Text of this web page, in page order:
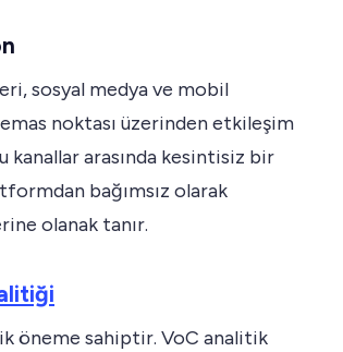
sosyal medya ve mobil
noktası üzerinden etkileşim
kanallar arasında kesintisiz bir
bağımsız olarak
olanak tanır.
öneme sahiptir. VoC analitik